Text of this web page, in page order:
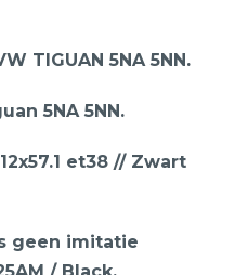
TIGUAN 5NA 5NN.
5NA 5NN.
et38 // Zwart
geen imitatie